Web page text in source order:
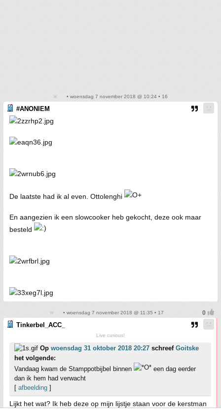
• woensdag 7 november 2018 @ 10:24 • 16
#ANONIEM
De laatste had ik al even. Ottolenghi
En aangezien ik een slowcooker heb gekocht, deze ook maar
besteld
• woensdag 7 november 2018 @ 11:35 • 17
Tinkerbel_ACC_
Live curious!
Op woensdag 31 oktober 2018 20:27 schreef Goitske
het volgende:
Vandaag kwam de Stamppotbijbel binnen
een dag eerder
dan ik hem had verwacht
[ afbeelding ]
Lijkt het wat? Ik heb deze op mijn lijstje staan voor de kerstman